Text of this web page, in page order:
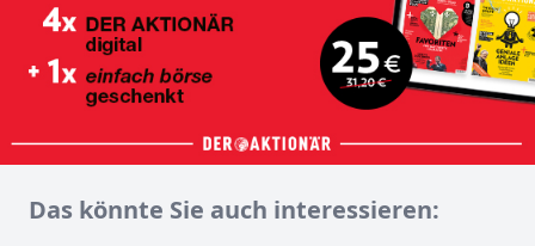
Das könnte Sie auch interessieren: